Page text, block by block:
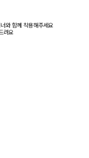
와 함께 착용해주세요
려요